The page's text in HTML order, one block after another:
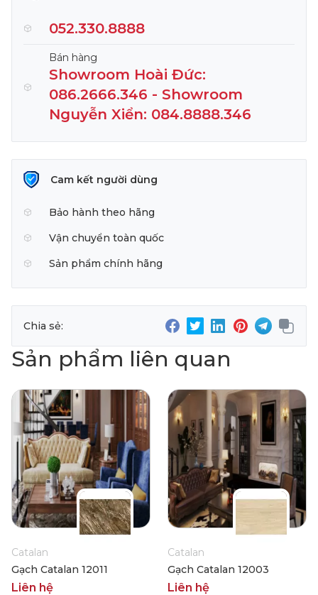
052.330.8888
Bán hàng
Showroom Hoài Đức:
086.2666.346 - Showroom
Nguyễn Xiển: 084.8888.346
Cam kết người dùng
Bảo hành theo hãng
Vận chuyển toàn quốc
Sản phẩm chính hãng
Chia sẻ:
Sản phẩm liên quan
Catalan
Gạch Catalan 12011
Liên hệ
Catalan
Gạch Catalan 12003
Liên hệ